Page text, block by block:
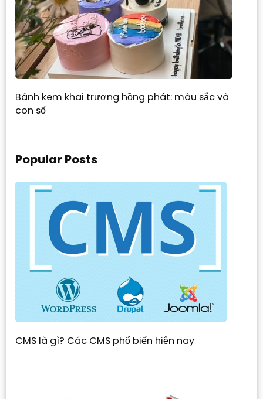
Bánh kem khai trương hồng phát: màu sắc và
con số
Popular Posts
CMS là gì? Các CMS phổ biến hiện nay